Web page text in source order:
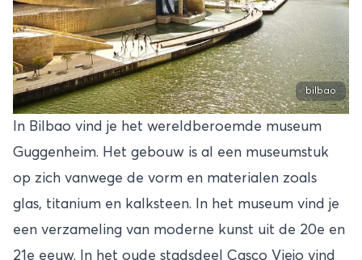
bilbao
In Bilbao vind je het wereldberoemde museum
Guggenheim. Het gebouw is al een museumstuk
op zich vanwege de vorm en materialen zoals
glas, titanium en kalksteen. In het museum vind je
een verzameling van moderne kunst uit de 20e en
21e eeuw. In het oude stadsdeel Casco Viejo vind